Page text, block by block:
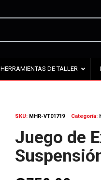
HERRAMIENTAS DE TALLER
SKU: MHR-VT01719 Categoría:
Juego de